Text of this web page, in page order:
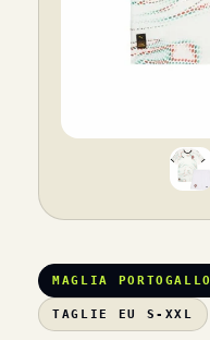
MAGLIA PORTOGALLO
TAGLIE EU S-XXL